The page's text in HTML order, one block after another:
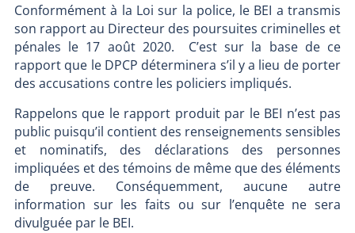
Conformément à la Loi sur la police, le BEI a transmis
son rapport au Directeur des poursuites criminelles et
pénales le 17 août 2020. C’est sur la base de ce
rapport que le DPCP déterminera s’il y a lieu de porter
des accusations contre les policiers impliqués.
Rappelons que le rapport produit par le BEI n’est pas
public puisqu’il contient des renseignements sensibles
et nominatifs, des déclarations des personnes
impliquées et des témoins de même que des éléments
de preuve. Conséquemment, aucune autre
information sur les faits ou sur l’enquête ne sera
divulguée par le BEI.